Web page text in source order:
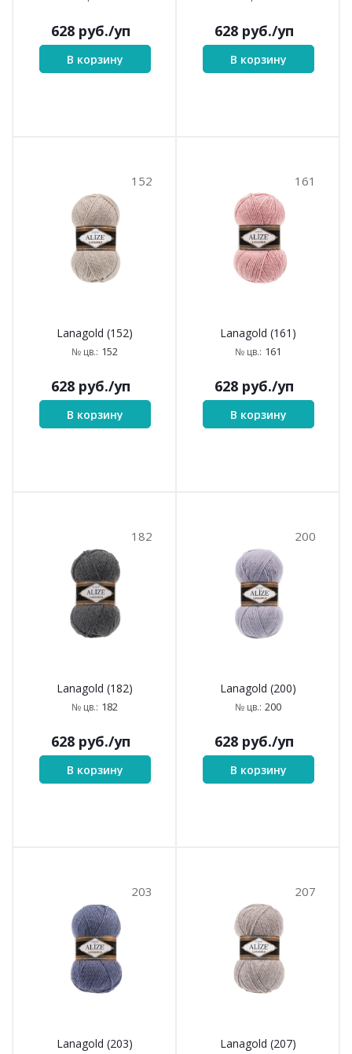
628 руб./уп
В корзину
628 руб./уп
В корзину
152
Lanagold (152)
№ цв.: 152
628 руб./уп
В корзину
161
Lanagold (161)
№ цв.: 161
628 руб./уп
В корзину
182
Lanagold (182)
№ цв.: 182
628 руб./уп
В корзину
200
Lanagold (200)
№ цв.: 200
628 руб./уп
В корзину
203
Lanagold (203)
207
Lanagold (207)